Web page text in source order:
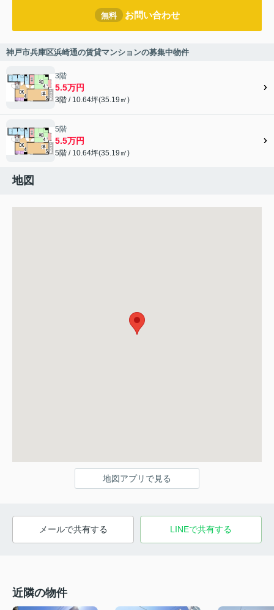
無料 お問い合わせ
神戸市兵庫区浜崎通の賃貸マンションの募集中物件
3階
5.5万円
3階 / 10.64坪(35.19㎡)
5階
5.5万円
5階 / 10.64坪(35.19㎡)
地図
地図アプリで見る
メールで共有する LINEで共有する
近隣の物件